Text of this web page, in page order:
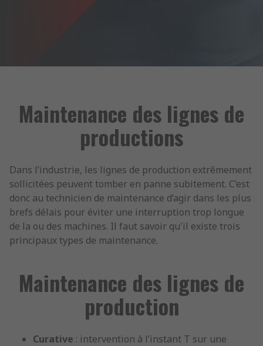
Maintenance des lignes de
productions
Dans l’industrie, les lignes de production extrêmement
sollicitées peuvent tomber en panne subitement. C’est
donc au technicien de maintenance d’agir dans les plus
brefs délais pour éviter une interruption trop longue
de la ou des machines. Il faut savoir qu'il existe trois
principaux types de maintenance.
Maintenance des lignes de
production
Curative : intervention à l’instant T sur une